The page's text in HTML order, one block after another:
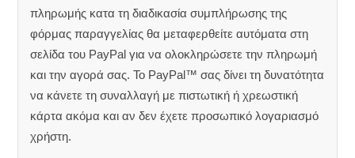
πληρωμής κατα τη διαδικασία συμπλήρωσης της
φόρμας παραγγελίας θα μεταφερθείτε αυτόματα στη
σελίδα του PayPal για να ολοκληρώσετε την πληρωμή
και την αγορά σας. Το PayPal™ σας δίνει τη δυνατότητα
να κάνετε τη συναλλαγή με πιστωτική ή χρεωστική
κάρτα ακόμα και αν δεν έχετε προσωπικό λογαριασμό
χρήστη.